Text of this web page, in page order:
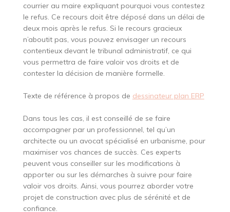
courrier au maire expliquant pourquoi vous contestez
le refus. Ce recours doit être déposé dans un délai de
deux mois après le refus. Si le recours gracieux
n’aboutit pas, vous pouvez envisager un recours
contentieux devant le tribunal administratif, ce qui
vous permettra de faire valoir vos droits et de
contester la décision de manière formelle.
Texte de référence à propos de dessinateur plan ERP
Dans tous les cas, il est conseillé de se faire
accompagner par un professionnel, tel qu’un
architecte ou un avocat spécialisé en urbanisme, pour
maximiser vos chances de succès. Ces experts
peuvent vous conseiller sur les modifications à
apporter ou sur les démarches à suivre pour faire
valoir vos droits. Ainsi, vous pourrez aborder votre
projet de construction avec plus de sérénité et de
confiance.